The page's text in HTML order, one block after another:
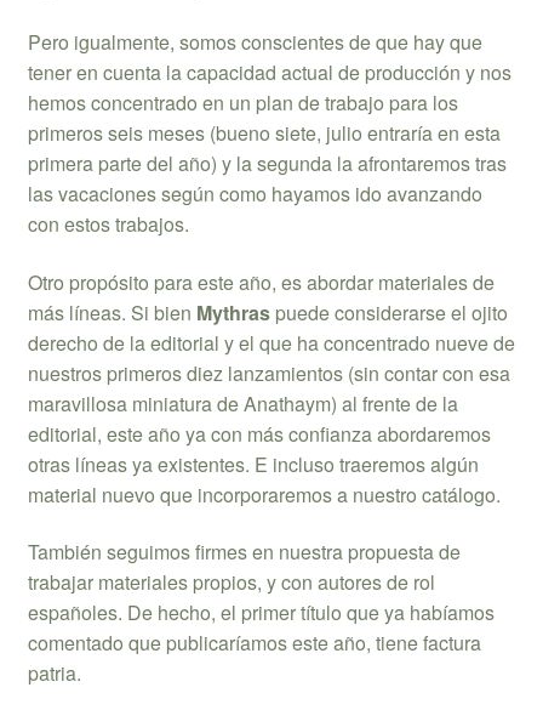
Pero igualmente, somos conscientes de que hay que
tener en cuenta la capacidad actual de producción y nos
hemos concentrado en un plan de trabajo para los
primeros seis meses (bueno siete, julio entraría en esta
primera parte del año) y la segunda la afrontaremos tras
las vacaciones según como hayamos ido avanzando
con estos trabajos.
Otro propósito para este año, es abordar materiales de
más líneas. Si bien Mythras puede considerarse el ojito
derecho de la editorial y el que ha concentrado nueve de
nuestros primeros diez lanzamientos (sin contar con esa
maravillosa miniatura de Anathaym) al frente de la
editorial, este año ya con más confianza abordaremos
otras líneas ya existentes. E incluso traeremos algún
material nuevo que incorporaremos a nuestro catálogo.
También seguimos firmes en nuestra propuesta de
trabajar materiales propios, y con autores de rol
españoles. De hecho, el primer título que ya habíamos
comentado que publicaríamos este año, tiene factura
patria.